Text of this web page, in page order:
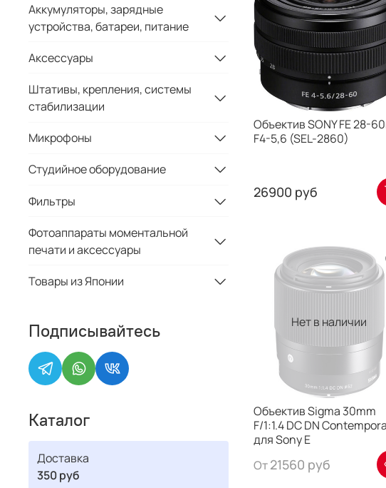
Объектив SONY FE 28-
F4-5,6 (SEL-2860)
26900 руб
Нет в наличии
Объектив Sigma 30mm
F/1:1.4 DC DN
для Sony E
От21560 руб
Аккумуляторы, зарядные
устройства, батареи, питание
Аксессуары
Штативы, крепления, системы
стабилизации
Микрофоны
Студийное оборудование
Фильтры
Фотоаппараты моментальной
печати и аксессуары
Товары из Японии
Подписывайтесь
Каталог
Доставка
350 руб